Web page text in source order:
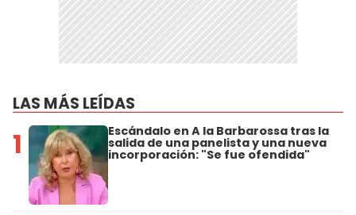
LAS MÁS LEÍDAS
1 Escándalo en A la Barbarossa tras la
salida de una panelista y una nueva
incorporación: "Se fue ofendida"